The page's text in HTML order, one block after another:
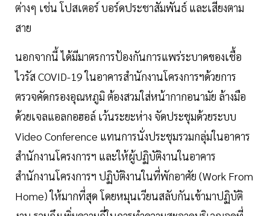
ต่างๆ เช่น โปสเตอร์ บอร์ดประชาสัมพันธ์ และเสียงตาม
สาย
นอกจากนี้ ได้มีมาตรการป้องกันการแพร่ระบาดของเชื้อ
ไวรัส COVID-19 ในอาคารสำนักงานโครงการฯด้วยการ
ตรวจคัดกรองอุณหภูมิ ต้องสวมใส่หน้ากากอนามัย ล้างมือ
ด้วยเจลแอลกอฮอล์ เว้นระยะห่าง จัดประชุมด้วยระบบ
Video Conference แทนการนั่งประชุมรวมกลุ่มในอาคาร
สำนักงานโครงการฯ และให้ผู้ปฏิบัติงานในอาคาร
สำนักงานโครงการฯ ปฏิบัติงานในที่พักอาศัย (Work From
Home) ให้มากที่สุด โดยหมุนเวียนสลับกันเข้ามาปฏิบัติ